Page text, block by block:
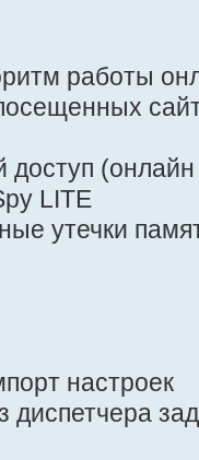
работы
LITE
утечки
настроек
диспетчера